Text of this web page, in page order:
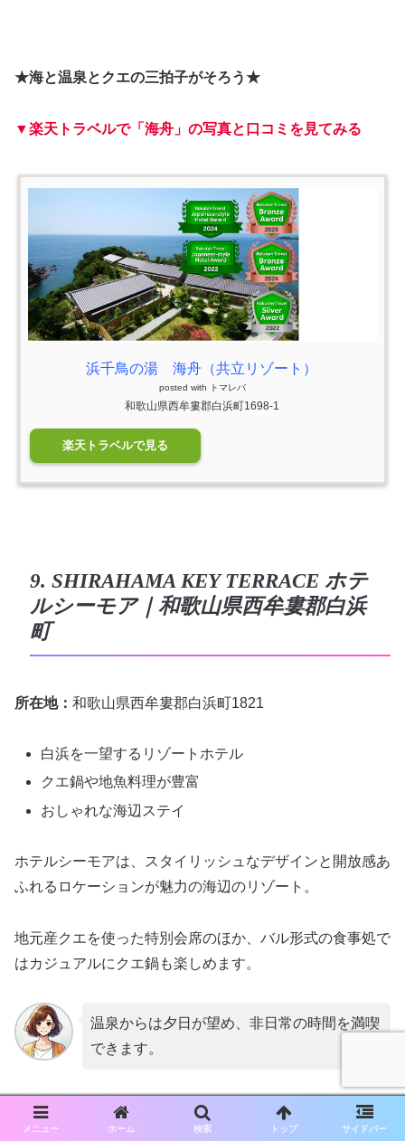
★海と温泉とクエの三拍子がそろう★
▼楽天トラベルで「海舟」の写真と口コミを見てみる
浜千鳥の湯 海舟（共立リゾート）
posted with トマレバ
和歌山県西牟婁郡白浜町1698-1
楽天トラベルで見る
9. SHIRAHAMA KEY TERRACE ホテ
ルシーモア｜和歌山県西牟婁郡白浜
町
所在地： 和歌山県西牟婁郡白浜町1821
白浜を一望するリゾートホテル
クエ鍋や地魚料理が豊富
おしゃれな海辺ステイ
ホテルシーモアは、スタイリッシュなデザインと開放感あ
ふれるロケーションが魅力の海辺のリゾート。
地元産クエを使った特別会席のほか、バル形式の食事処で
はカジュアルにクエ鍋も楽しめます。
温泉からは夕日が望め、非日常の時間を満喫
できます。
メニュー ホーム 検索 トップ サイドバー